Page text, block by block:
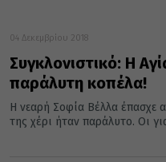
04 Δεκεμβρίου 2018
Συγκλονιστικό: Η
παράλυτη κοπέλα!
Η νεαρή Σοφία Βέλλα έπασχε
της χέρι ήταν παράλυτο. Οι